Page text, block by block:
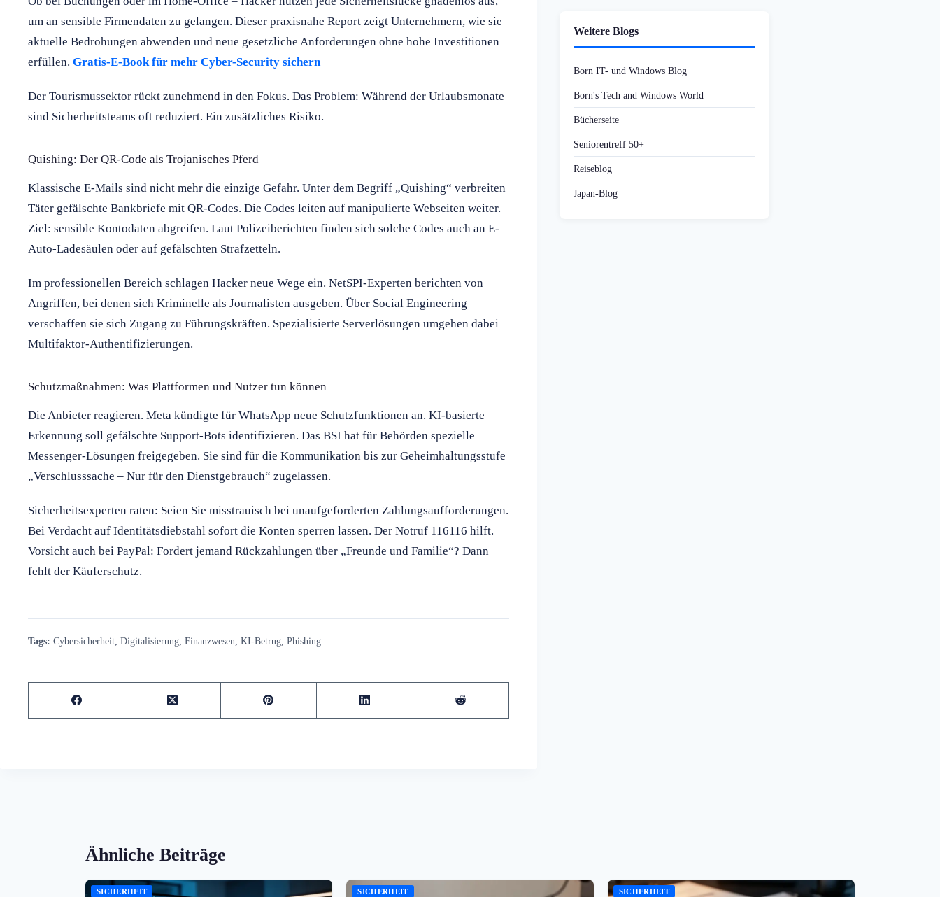
um an sensible Firmendaten zu gelangen. Dieser praxisnahe Report zeigt Unternehmern, wie sie
aktuelle Bedrohungen abwenden und neue gesetzliche Anforderungen ohne hohe Investitionen
erfüllen. Gratis-E-Book für mehr Cyber-Security sichern
Der Tourismussektor rückt zunehmend in den Fokus. Das Problem: Während der Urlaubsmonate
sind Sicherheitsteams oft reduziert. Ein zusätzliches Risiko.
Quishing: Der QR-Code als Trojanisches Pferd
Klassische E-Mails sind nicht mehr die einzige Gefahr. Unter dem Begriff „Quishing“ verbreiten
Täter gefälschte Bankbriefe mit QR-Codes. Die Codes leiten auf manipulierte Webseiten weiter.
Ziel: sensible Kontodaten abgreifen. Laut Polizeiberichten finden sich solche Codes auch an E-
Auto-Ladesäulen oder auf gefälschten Strafzetteln.
Im professionellen Bereich schlagen Hacker neue Wege ein. NetSPI-Experten berichten von
Angriffen, bei denen sich Kriminelle als Journalisten ausgeben. Über Social Engineering
verschaffen sie sich Zugang zu Führungskräften. Spezialisierte Serverlösungen umgehen dabei
Multifaktor-Authentifizierungen.
Schutzmaßnahmen: Was Plattformen und Nutzer tun können
Die Anbieter reagieren. Meta kündigte für WhatsApp neue Schutzfunktionen an. KI-basierte
Erkennung soll gefälschte Support-Bots identifizieren. Das BSI hat für Behörden spezielle
Messenger-Lösungen freigegeben. Sie sind für die Kommunikation bis zur Geheimhaltungsstufe
„Verschlusssache – Nur für den Dienstgebrauch“ zugelassen.
Sicherheitsexperten raten: Seien Sie misstrauisch bei unaufgeforderten Zahlungsaufforderungen.
Bei Verdacht auf Identitätsdiebstahl sofort die Konten sperren lassen. Der Notruf 116116 hilft.
Vorsicht auch bei PayPal: Fordert jemand Rückzahlungen über „Freunde und Familie“? Dann
fehlt der Käuferschutz.
Tags: Cybersicherheit Digitalisierung Finanzwesen KI-Betrug Phishing
Weitere Blogs
Born IT- und Windows Blog
Born's Tech and Windows World
Bücherseite
Seniorentreff 50+
Reiseblog
Japan-Blog
Ähnliche Beiträge
SICHERHEIT SICHERHEIT SICHERHEIT